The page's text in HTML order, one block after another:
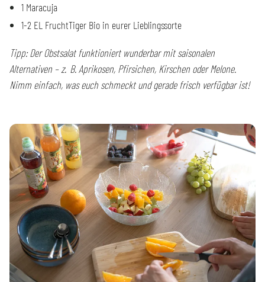
1 Maracuja
1-2 EL FruchtTiger Bio in eurer Lieblingssorte
Tipp: Der Obstsalat funktioniert wunderbar mit saisonalen
Alternativen – z. B. Aprikosen, Pfirsichen, Kirschen oder Melone.
Nimm einfach, was euch schmeckt und gerade frisch verfügbar ist!